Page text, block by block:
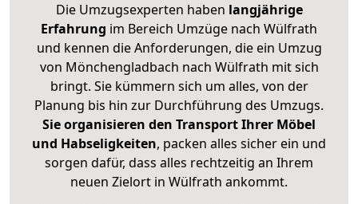
Die Umzugsexperten haben langjährige
Erfahrung im Bereich Umzüge nach Wülfrath
und kennen die Anforderungen, die ein Umzug
von Mönchengladbach nach Wülfrath mit sich
bringt. Sie kümmern sich um alles, von der
Planung bis hin zur Durchführung des Umzugs.
Sie organisieren den Transport Ihrer Möbel
und Habseligkeiten, packen alles sicher ein und
sorgen dafür, dass alles rechtzeitig an Ihrem
neuen Zielort in Wülfrath ankommt.